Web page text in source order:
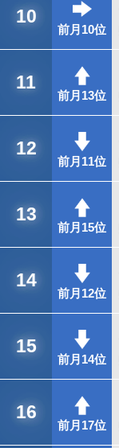
10
前月10位
11
前月13位
12
前月11位
13
前月15位
14
前月12位
15
前月14位
16
前月17位